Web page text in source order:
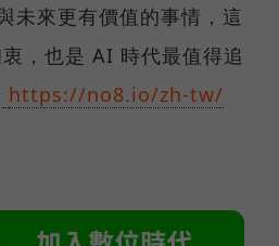
未來更有價值的事情，這
，也是 AI 時代最值得追
https://no8.io/zh-tw/